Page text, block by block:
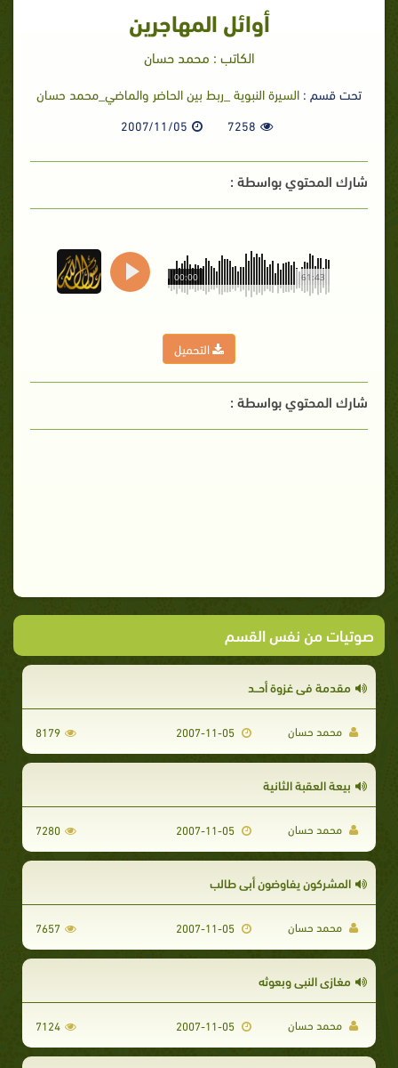
أوائل المهاجرين
الكاتب : محمد حسان
تحت قسم : السيرة النبوية _ربط بين الحاضر والماضي_محمد حسان
7258
2007/11/05
شارك المحتوي بواسطة :
61:43
00:00
التحميل
شارك المحتوي بواسطة :
صوتيات من نفس القسم
مقدمة فى غزوة أحــد
محمد حسان 8179
بيعة العقبة الثانية
محمد حسان 7280
المشركون يفاوضون أبى طالب
محمد حسان 7657
مغازى النبى وبعوثه
محمد حسان 7124